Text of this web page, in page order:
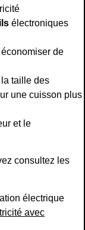
électroniques
économiser de
taille des
une cuisson plus
et le
consultez les
électrique
avec